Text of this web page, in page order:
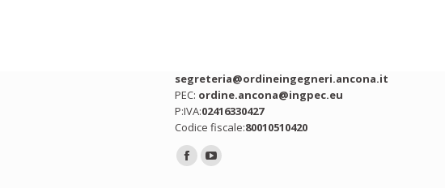
segreteria@ordineingegneri.ancona.it
PEC: ordine.ancona@ingpec.eu
P:IVA:02416330427
Codice fiscale:80010510420
Ci puoi trovare su:
FacebookYouTube